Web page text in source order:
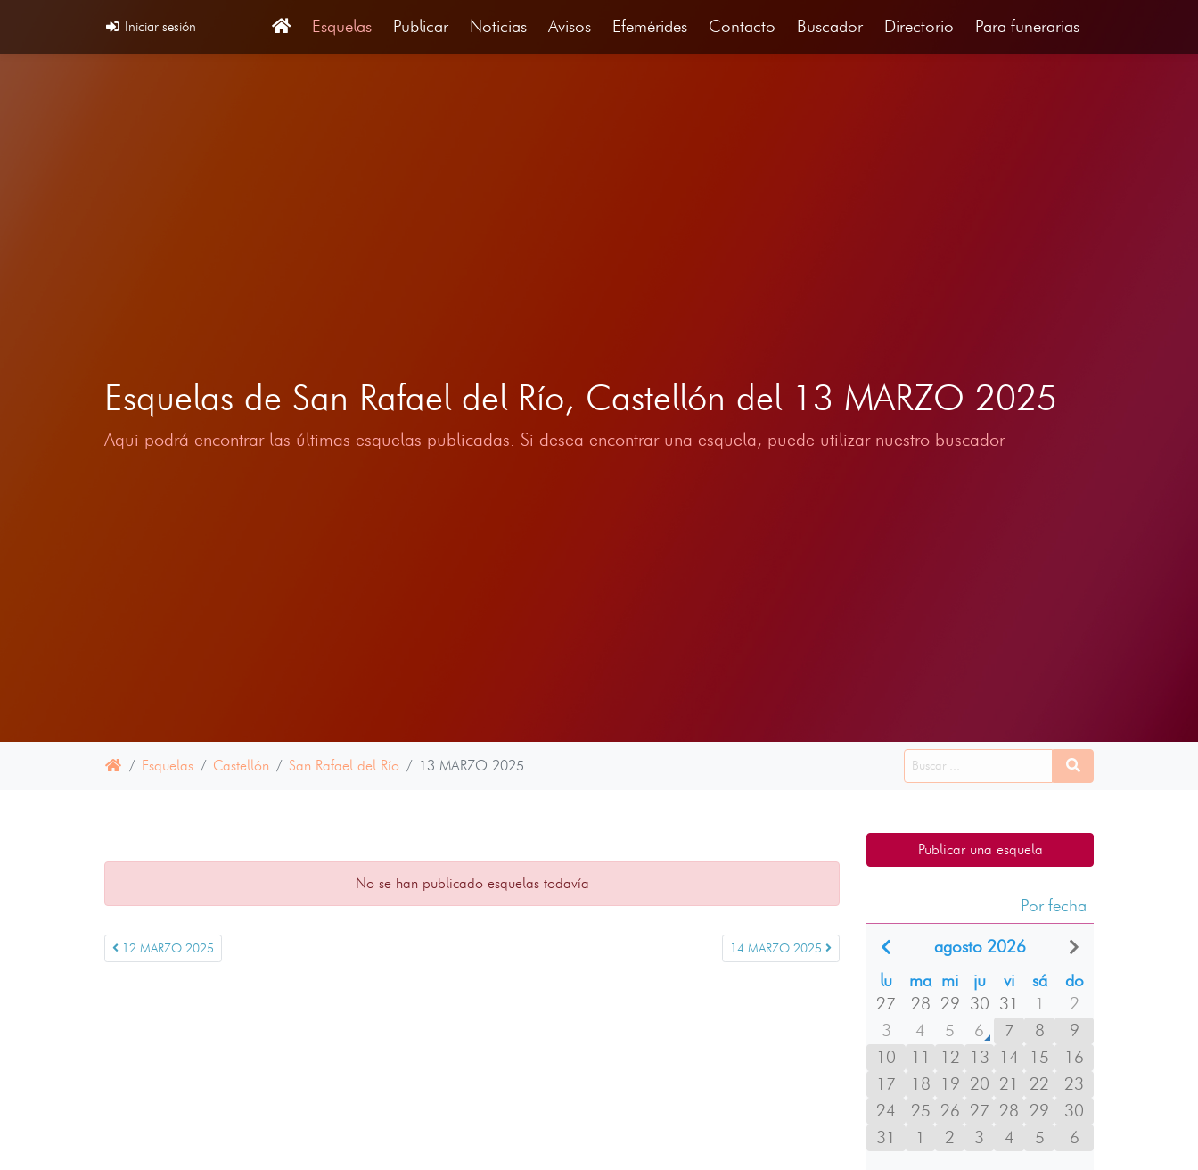
Iniciar sesión Esquelas Publicar Noticias Avisos Efemérides Contacto Buscador Directorio Para funerarias
Esquelas de San Rafael del Río, Castellón del 13 MARZO 2025
Aqui podrá encontrar las últimas esquelas publicadas. Si desea encontrar una esquela, puede utilizar nuestro buscador
Esquelas Castellón San Rafael del Río 13 MARZO 2025
No se han publicado esquelas todavía
12 MARZO 2025 14 MARZO 2025
Publicar una esquela
Por fecha
agosto 2026
lu
ma mi ju vi sá
do
27
28 29 30 31 1
2
3
4 5 6 7 8
9
10
11 12 13 14 15
16
17
18 19 20 21 22
23
24
25 26 27 28 29
30
31
1 2 3 4 5 6